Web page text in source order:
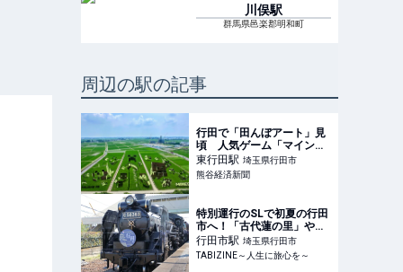
川俣駅
群馬県邑楽郡明和町
周辺の駅の記事
行田で「田んぼアート」見
頃 人気ゲーム「マインク
ラフト」描く
東行田駅 埼玉県行田市
熊谷経済新聞
特別運行のSLで初夏の行田
市へ！「古代蓮の里」や
「田んぼアート」町を巡る
ツアーも開催｜埼玉県 |
TABIZINE～人生に旅心を
行田市駅 埼玉県行田市
TABIZINE～人生に旅心を～